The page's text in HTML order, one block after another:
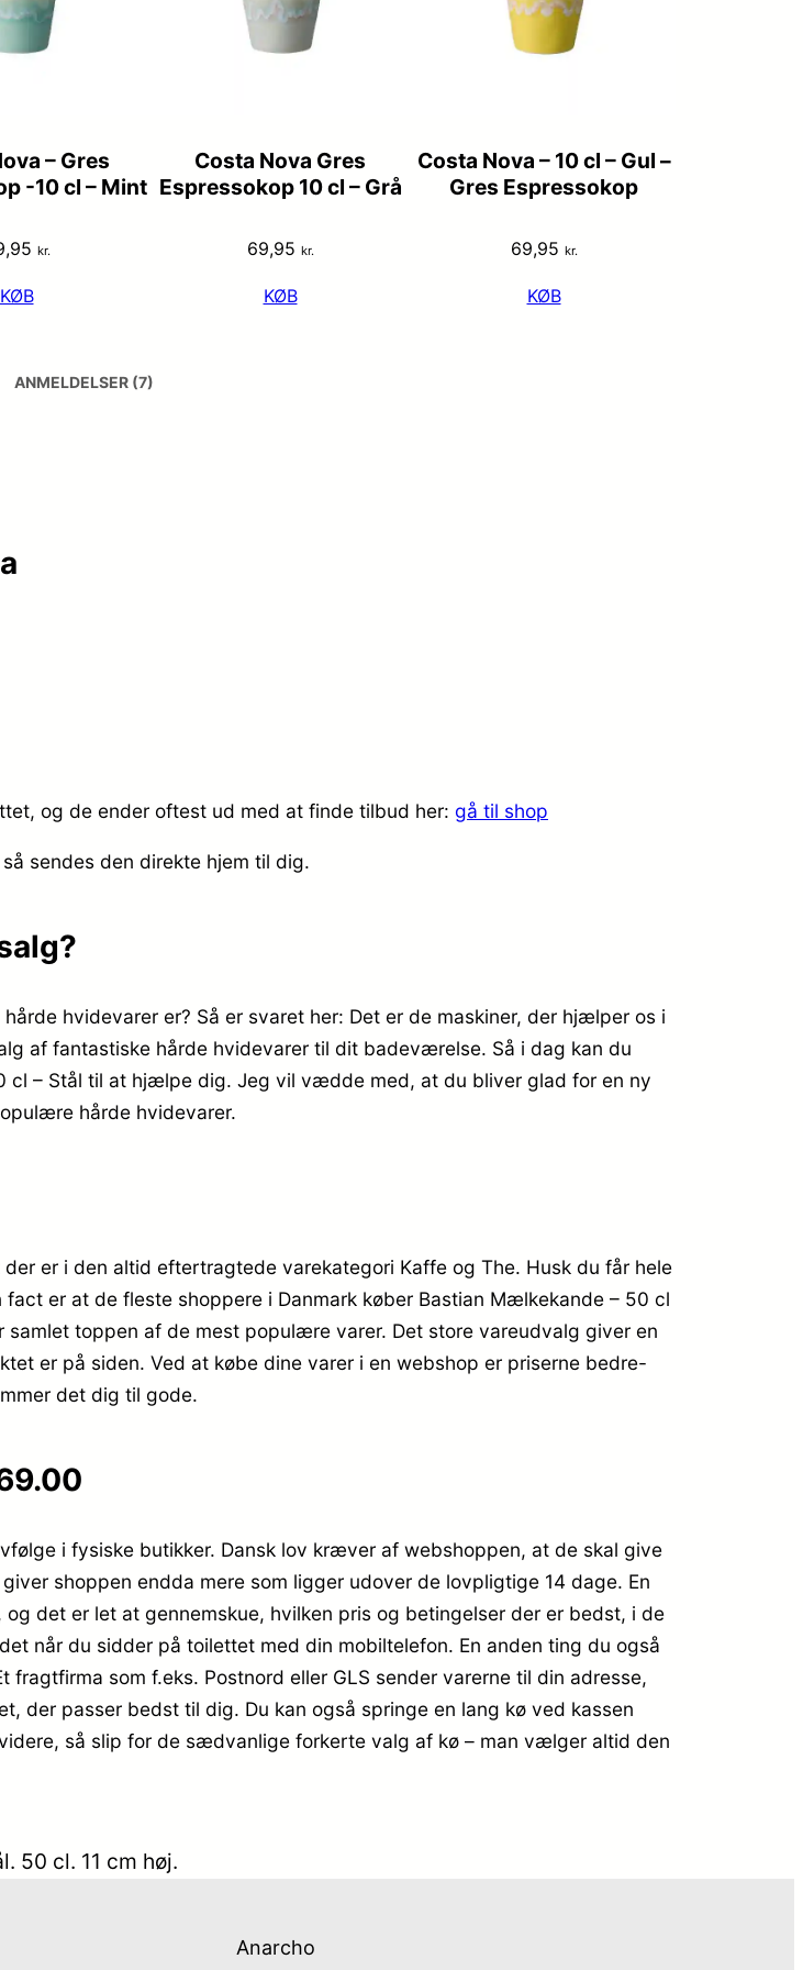
– Gres
-10 cl – Mint
kr.
KØB
Costa Nova Gres
Espressokop 10 cl – Grå
69,95 kr.
KØB
Costa Nova – 10 cl – Gul –
Gres Espressokop
69,95 kr.
KØB
ANMELDELSER (7)
og de ender oftest ud med at finde tilbud her: gå til shop
sendes den direkte hjem til dig.
hvidevarer er? Så er svaret her: Det er de maskiner, der hjælper os i
af fantastiske hårde hvidevarer til dit badeværelse. Så i dag kan du
– Stål til at hjælpe dig. Jeg vil vædde med, at du bliver glad for en ny
hårde hvidevarer.
er i den altid eftertragtede varekategori Kaffe og The. Husk du får hele
er at de fleste shoppere i Danmark køber Bastian Mælkekande – 50 cl
toppen af de mest populære varer. Det store vareudvalg giver en
er på siden. Ved at købe dine varer i en webshop er priserne bedre-
det dig til gode.
i fysiske butikker. Dansk lov kræver af webshoppen, at de skal give
shoppen endda mere som ligger udover de lovpligtige 14 dage. En
det er let at gennemskue, hvilken pris og betingelser der er bedst, i de
når du sidder på toilettet med din mobiltelefon. En anden ting du også
som f.eks. Postnord eller GLS sender varerne til din adresse,
der passer bedst til dig. Du kan også springe en lang kø ved kassen
så slip for de sædvanlige forkerte valg af kø – man vælger altid den
50 cl. 11 cm høj.
Anarcho